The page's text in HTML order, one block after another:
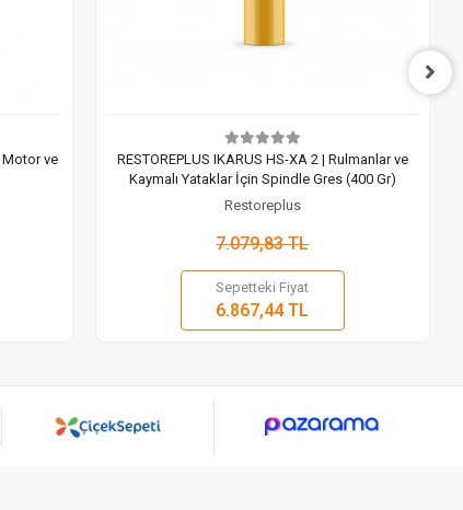
Motor ve
RESTOREPLUS IKARUS HS-XA 2 | Rulmanlar ve
Kaymalı Yataklar İçin Spindle Gres (400 Gr)
Restoreplus
7.079,83 TL
Sepetteki Fiyat
6.867,44 TL
Adet
Sepete Ekle